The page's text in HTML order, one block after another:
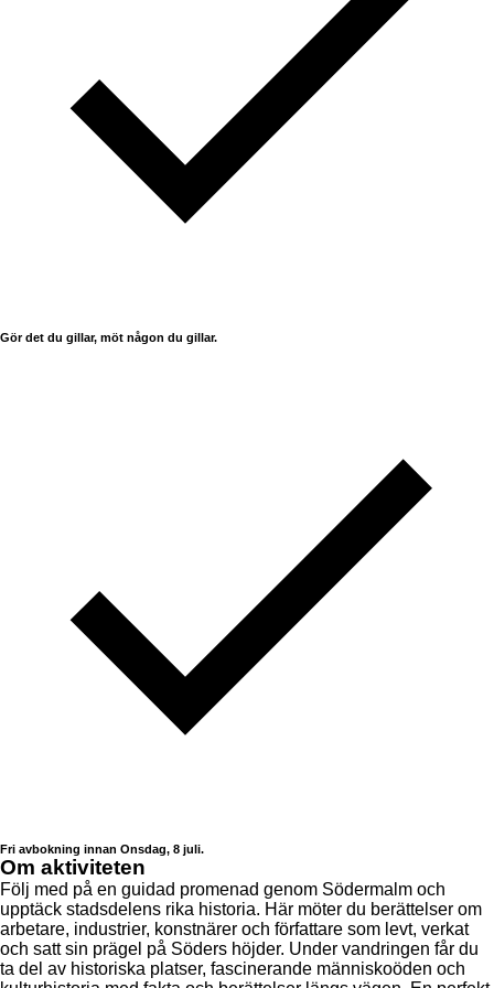
Gör det du gillar, möt någon du gillar.
Fri avbokning innan Onsdag, 8 juli.
Om aktiviteten
Följ med på en guidad promenad genom Södermalm och
upptäck stadsdelens rika historia. Här möter du berättelser om
arbetare, industrier, konstnärer och författare som levt, verkat
och satt sin prägel på Söders höjder. Under vandringen får du
ta del av historiska platser, fascinerande människoöden och